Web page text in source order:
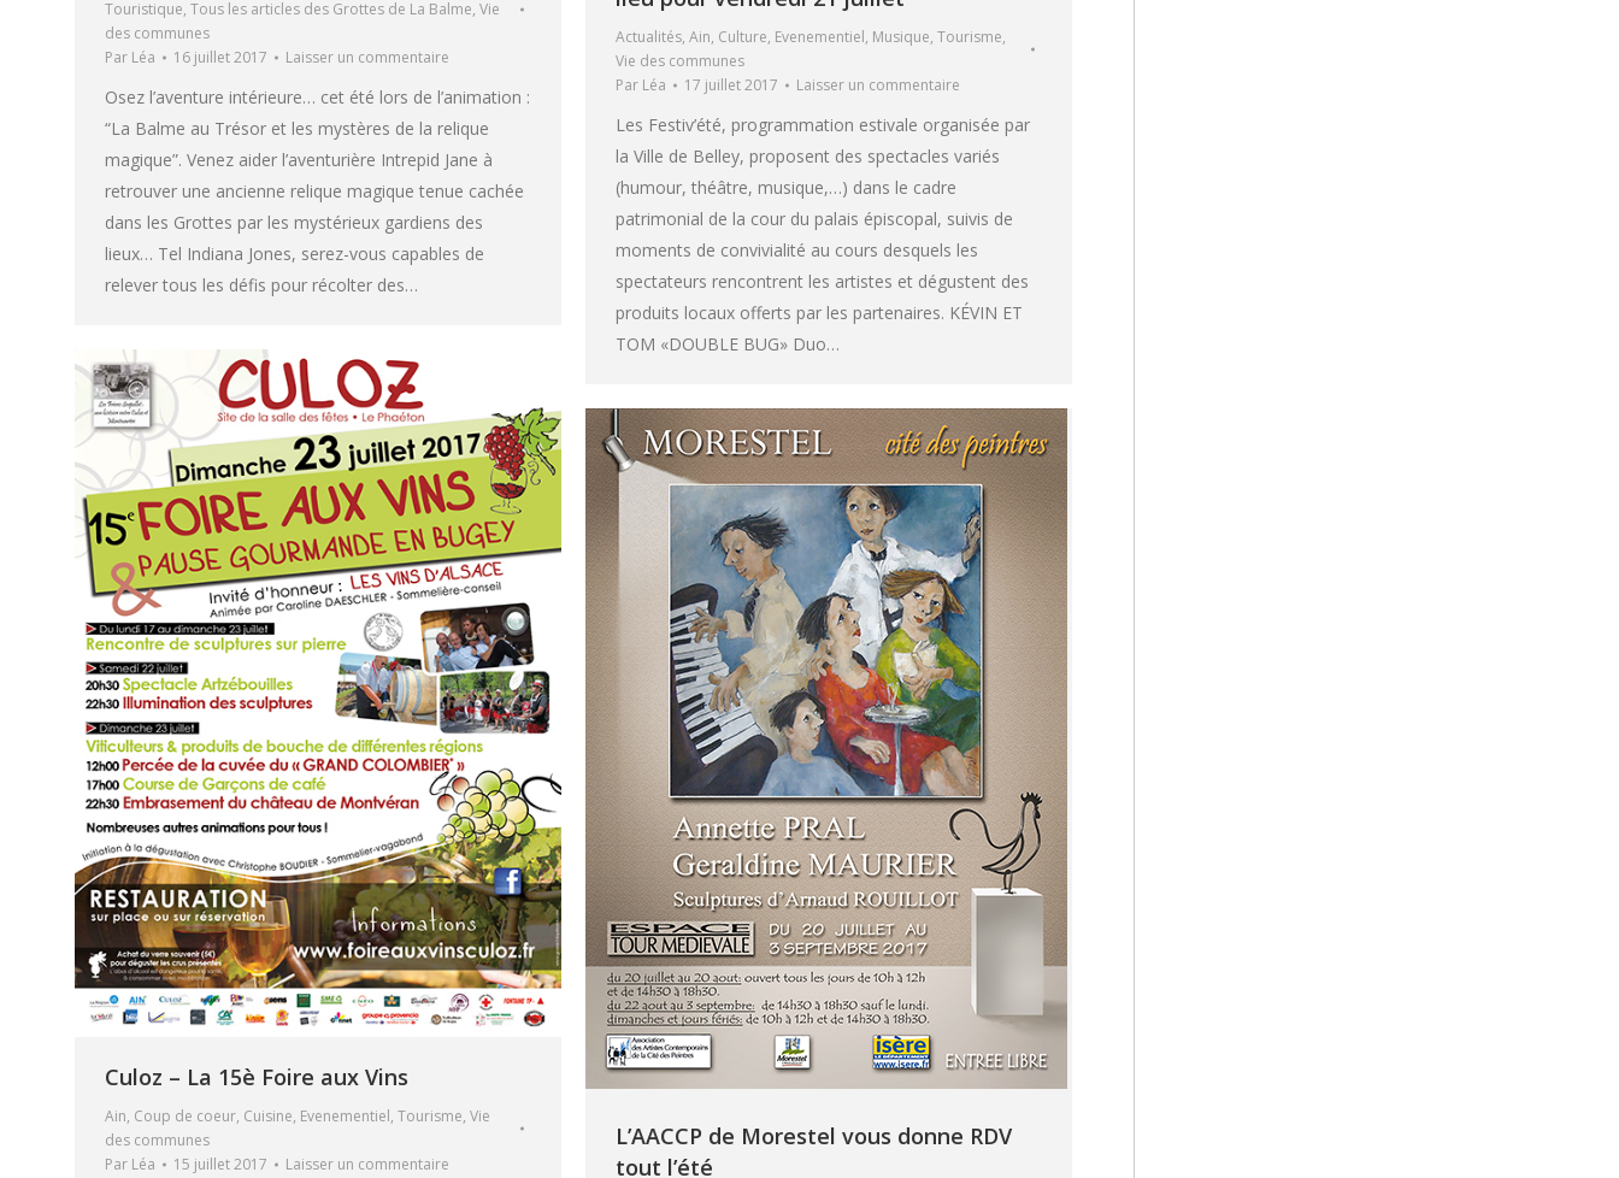
Actualités, Ain, Culture, Evenementiel, Musique, Tourisme,
Vie des communes
Par Léa 17 juillet 2017 Laisser un commentaire
Les Festiv’été, programmation estivale organisée par
la Ville de Belley, proposent des spectacles variés
(humour, théâtre, musique,…) dans le cadre
patrimonial de la cour du palais épiscopal, suivis de
moments de convivialité au cours desquels les
spectateurs rencontrent les artistes et dégustent des
produits locaux offerts par les partenaires. KÉVIN ET
TOM «DOUBLE BUG» Duo…
Touristique, Tous les articles des Grottes de La Balme, Vie
des communes
Par Léa 16 juillet 2017 Laisser un commentaire
Osez l’aventure intérieure… cet été lors de l’animation :
“La Balme au Trésor et les mystères de la relique
magique”. Venez aider l’aventurière Intrepid Jane à
retrouver une ancienne relique magique tenue cachée
dans les Grottes par les mystérieux gardiens des
lieux… Tel Indiana Jones, serez-vous capables de
relever tous les défis pour récolter des…
Culoz – La 15è Foire aux Vins
Ain, Coup de coeur, Cuisine, Evenementiel, Tourisme, Vie
des communes
Par Léa 15 juillet 2017 Laisser un commentaire
L’AACCP de Morestel vous donne RDV
tout l’été